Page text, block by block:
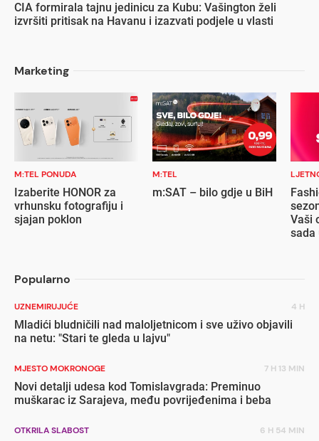
CIA formirala tajnu jedinicu za Kubu: Vašington želi
izvršiti pritisak na Havanu i izazvati podjele u vlasti
Marketing
M:TEL PONUDA
Izaberite HONOR za
vrhunsku fotografiju i
sjajan poklon
M:TEL
m:SAT – bilo gdje u BiH
Vaši
sada
Popularno
UZNEMIRUJUĆE 4 H
Mladići bludničili nad maloljetnicom i sve uživo objavili
na netu: "Stari te gleda u lajvu"
MJESTO MOKRONOGE 7 H 13 MIN
Novi detalji udesa kod Tomislavgrada: Preminuo
muškarac iz Sarajeva, među povrijeđenima i beba
OTKRILA SLABOST 6 H 54 MIN